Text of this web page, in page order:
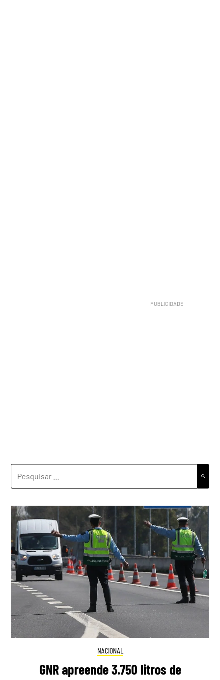
POR:
NACIONAL
GNR apreende 3.750 litros de